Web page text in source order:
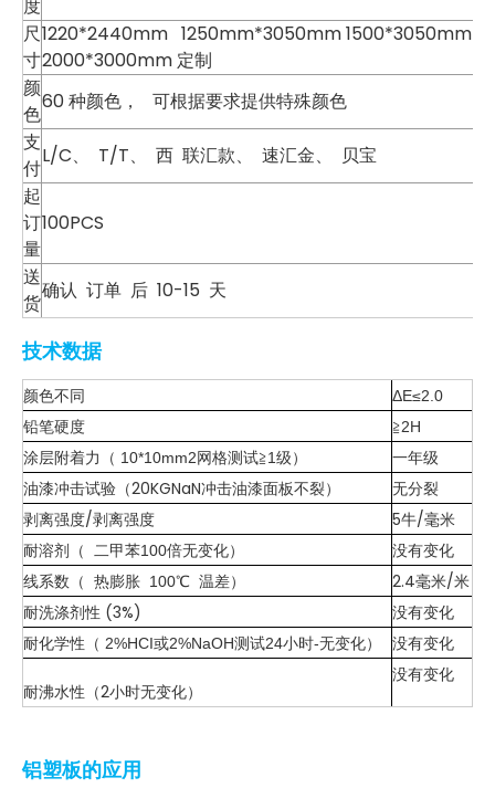
度
尺
寸
1220*2440mm 1250mm*3050mm 1500*3050mm
2000*3000mm 定制
颜
色
60 种颜色， 可根据要求提供特殊颜色
支
付
L/C、 T/T、 西 联汇款、 速汇金、 贝宝
起
订
量
100PCS
送
货
确认 订单 后 10-15 天
技术数据
颜色不同 ΔE≤2.0
铅笔硬度
≧2H
涂层附着力
（ 10*10mm2网格测试≧1级 ）
一年级
油漆冲击试验（20KGNaN冲击油漆面板不裂）
无分裂
剥离强度/剥离强度
5牛/毫米
耐溶剂 （ 二甲苯100倍无变化） 没有变化
线系数（ 热膨胀 100℃ 温差）
2.4毫米/米
耐洗涤剂性 (3%)
没有变化
耐化学性 （ 2%HCI或2%NaOH测试24小时-无变化） 没有变化
耐沸水性（2小时无变化）
没有变化
铝塑板的应用